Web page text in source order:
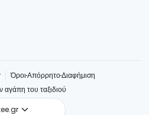
ΌροιΑπόρρητοΔιαφήμιση
αγάπη του ταξιδιού